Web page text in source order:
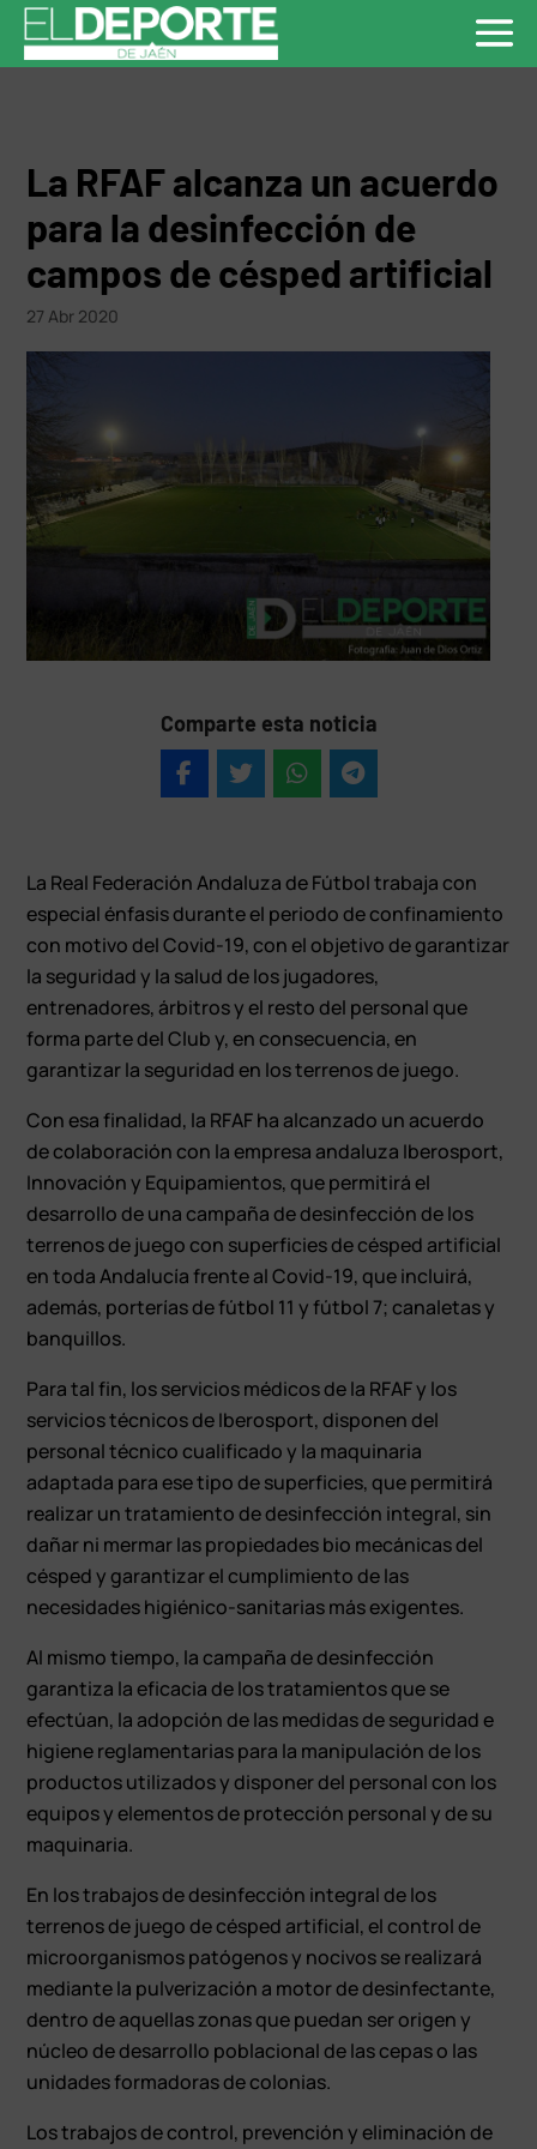
La RFAF alcanza un acuerdo
para la desinfección de
campos de césped artificial
27 Abr 2020
Comparte esta noticia
La Real Federación Andaluza de Fútbol trabaja con
especial énfasis durante el periodo de confinamiento
con motivo del Covid-19, con el objetivo de garantizar
la seguridad y la salud de los jugadores,
entrenadores, árbitros y el resto del personal que
forma parte del Club y, en consecuencia, en
garantizar la seguridad en los terrenos de juego.
Con esa finalidad, la RFAF ha alcanzado un acuerdo
de colaboración con la empresa andaluza Iberosport,
Innovación y Equipamientos, que permitirá el
desarrollo de una campaña de desinfección de los
terrenos de juego con superficies de césped artificial
en toda Andalucía frente al Covid-19, que incluirá,
además, porterías de fútbol 11 y fútbol 7; canaletas y
banquillos.
Para tal fin, los servicios médicos de la RFAF y los
servicios técnicos de Iberosport, disponen del
personal técnico cualificado y la maquinaria
adaptada para ese tipo de superficies, que permitirá
realizar un tratamiento de desinfección integral, sin
dañar ni mermar las propiedades bio mecánicas del
césped y garantizar el cumplimiento de las
necesidades higiénico-sanitarias más exigentes.
Al mismo tiempo, la campaña de desinfección
garantiza la eficacia de los tratamientos que se
efectúan, la adopción de las medidas de seguridad e
higiene reglamentarias para la manipulación de los
productos utilizados y disponer del personal con los
equipos y elementos de protección personal y de su
maquinaria.
En los trabajos de desinfección integral de los
terrenos de juego de césped artificial, el control de
microorganismos patógenos y nocivos se realizará
mediante la pulverización a motor de desinfectante,
dentro de aquellas zonas que puedan ser origen y
núcleo de desarrollo poblacional de las cepas o las
unidades formadoras de colonias.
Los trabajos de control, prevención y eliminación de